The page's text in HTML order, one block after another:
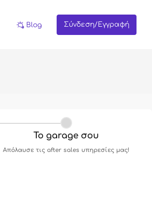
Blog Σύνδεση/Εγγραφή
Το garage σου
Απόλαυσε τις after sales υπηρεσίες μας!